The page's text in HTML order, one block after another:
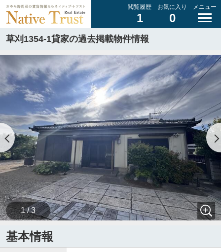
閲覧履歴
1
お気に入り
0
メニュー
草刈1354-1貸家の過去掲載物件情報
1 / 3
基本情報